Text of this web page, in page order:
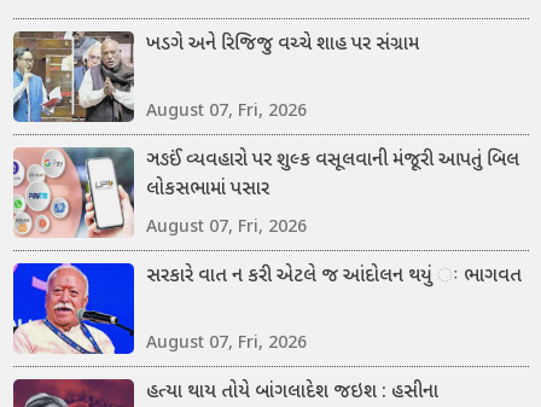
ખડગે અને રિજિજુ વચ્ચે શાહ પર સંગ્રામ
August 07, Fri, 2026
ઞઙઈં વ્યવહારો પર શુલ્ક વસૂલવાની મંજૂરી આપતું બિલ
લોકસભામાં પસાર
August 07, Fri, 2026
સરકારે વાત ન કરી એટલે જ આંદોલન થયું ઃ ભાગવત
August 07, Fri, 2026
હત્યા થાય તોયે બાંગલાદેશ જઇશ : હસીના